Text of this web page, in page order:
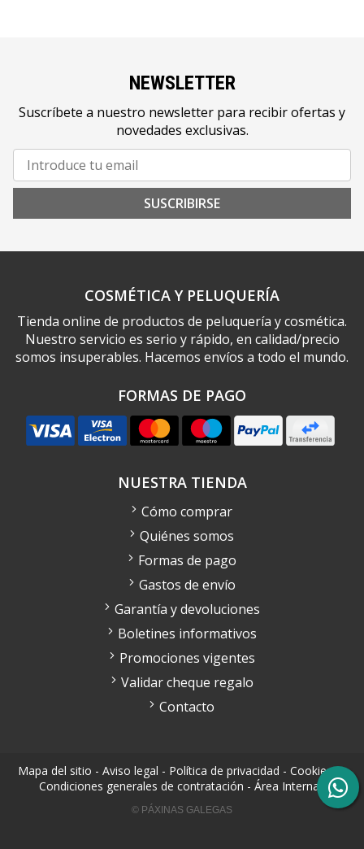
NEWSLETTER
Suscríbete a nuestro newsletter para recibir ofertas y
novedades exclusivas.
SUSCRIBIRSE
COSMÉTICA Y PELUQUERÍA
Tienda online de productos de peluquería y cosmética.
Nuestro servicio es serio y rápido, en calidad/precio
somos insuperables. Hacemos envíos a todo el mundo.
FORMAS DE PAGO
NUESTRA TIENDA
Cómo comprar
Quiénes somos
Formas de pago
Gastos de envío
Garantía y devoluciones
Boletines informativos
Promociones vigentes
Validar cheque regalo
Contacto
Mapa del sitio - Aviso legal - Política de privacidad - Cookies-
Condiciones generales de contratación - Área Interna
© PÁXINAS GALEGAS